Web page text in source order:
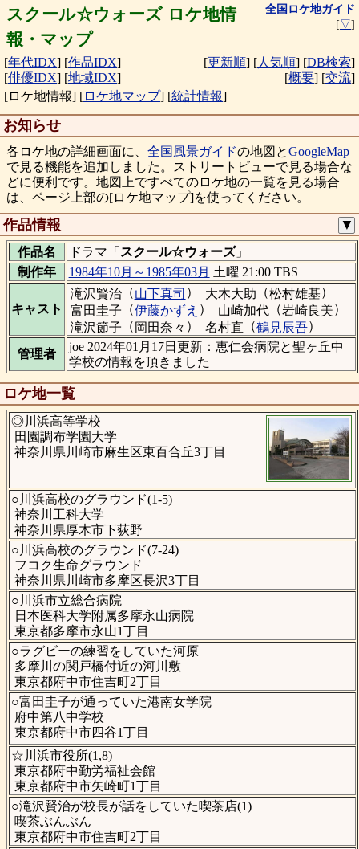
スクール☆ウォーズ ロケ地情
報・マップ
全国ロケ地ガイド
[▽]
[年代IDX] [作品IDX]
[俳優IDX] [地域IDX]
[更新順] [人気順] [DB検索]
[概要] [交流]
[ロケ地情報] [ロケ地マップ] [統計情報]
お知らせ
各ロケ地の詳細画面に、 全国風景ガイドの地図とGoogleMap
で見る機能を追加しました。ストリートビューで見る場合な
どに便利です。地図上ですべてのロケ地の一覧を見る場合
は、ページ上部の[ロケ地マップ]を使ってください。
作品情報 ▼
作品名 ドラマ「 スクール☆ウォーズ」
制作年
1984年10月～1985年03月 土曜 21:00 TBS
キャスト
滝沢賢治（山下真司 ） 大木大助 （松村雄基）
富田圭子 （伊藤かずえ ） 山崎加代 （岩崎良美）
滝沢節子 （ 岡田奈々 ） 名村直 （鶴見辰吾）
管理者
joe 2024年01月17日更新：恵仁会病院と聖ヶ丘中
学校の情報を頂きました
ロケ地一覧
◎川浜高等学校
田園調布学園大学
神奈川県川崎市麻生区東百合丘3丁目
○川浜高校のグラウンド(1-5)
神奈川工科大学
神奈川県厚木市下荻野
○川浜高校のグラウンド(7-24)
フコク生命グラウンド
神奈川県川崎市多摩区長沢3丁目
○川浜市立総合病院
日本医科大学附属多摩永山病院
東京都多摩市永山1丁目
○ラグビーの練習をしていた河原
多摩川の関戸橋付近の河川敷
東京都府中市住吉町2丁目
○富田圭子が通っていた港南女学院
府中第八中学校
東京都府中市四谷1丁目
☆川浜市役所(1,8)
東京都府中勤労福祉会館
東京都府中市矢崎町1丁目
○滝沢賢治が校長が話をしていた喫茶店(1)
喫茶ぶんぶん
東京都府中市住吉町2丁目